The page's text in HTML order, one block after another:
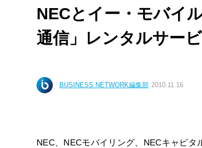
NECとイー・モバイ
通信」レンタルサー
BUSINESS NETWORK編集部 2010.11.16
NEC、NECモバイリング、NECキャピタ